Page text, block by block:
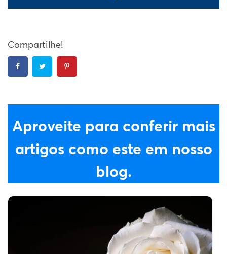
Compartilhe!
Aproveite para conferir mais
artigos como este em nosso
blog.